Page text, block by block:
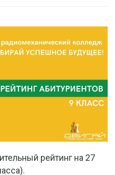
рейтинг на 27